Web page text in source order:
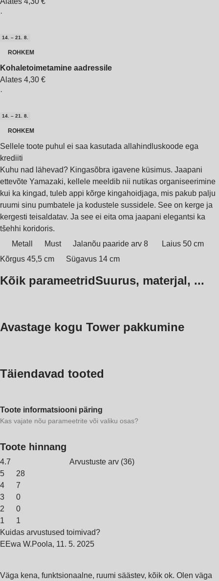
·
14. – 21. 8.
ROHKEM
Kohaletoimetamine aadressile
Alates 4,30 €
·
14. – 21. 8.
ROHKEM
Sellele toote puhul ei saa kasutada allahindluskoode ega
krediiti
Kuhu nad lähevad? Kingasõbra igavene küsimus. Jaapani
ettevõte Yamazaki, kellele meeldib nii nutikas organiseerimine
kui ka kingad, tuleb appi kõrge kingahoidjaga, mis pakub palju
ruumi sinu pumbatele ja kodustele sussidele. See on kerge ja
kergesti teisaldatav. Ja see ei eita oma jaapani elegantsi ka
tšehhi koridoris.
Metall
Must Jalanõu paaride arv 8
Laius 50 cm
Kõrgus 45,5 cm
Sügavus 14 cm
Kõik parameetridSuurus, materjal, ...
Avastage kogu Tower pakkumine
Täiendavad tooted
Toote informatsiooni päring
Kas vajate nõu parameetrite või valiku osas?
Toote hinnang
4.7 Arvustuste arv (36)
5
28
4
7
3
0
2
0
1
1
Kuidas arvustused toimivad?
EEwa W.Poola, 11. 5. 2025
Väga kena, funktsionaalne, ruumi säästev, kõik ok. Olen väga